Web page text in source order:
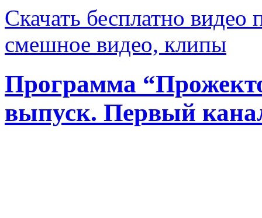
Скачать бесплатно
смешное видео, клипы
Программа
выпуск. Первый